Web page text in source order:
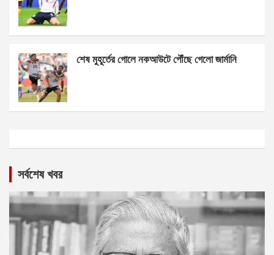
শেষ মুহূর্তের গোলে নকআউটে পৌঁছে গেলো জার্মানি
সর্বশেষ খবর